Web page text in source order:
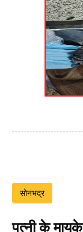
सोनभद्र
पत्नी के